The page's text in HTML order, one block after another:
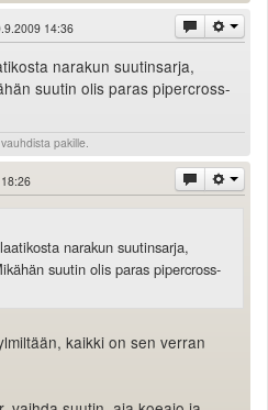
14:36
narakun suutinsarja,
suutin olis paras pipercross-
pakille.
narakun suutinsarja,
suutin olis paras pipercross-
kaikki on sen verran